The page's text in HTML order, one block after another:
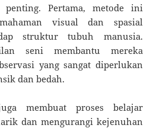
penting. Pertama, metode ini
visual dan spasial
struktur tubuh manusia.
seni membantu mereka
yang sangat diperlukan
dan bedah.
membuat proses belajar
dan mengurangi kejenuhan